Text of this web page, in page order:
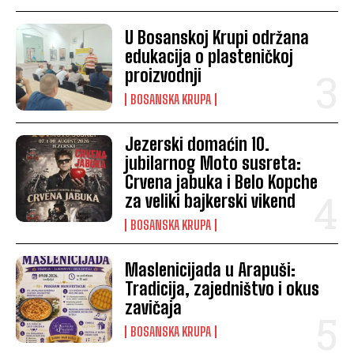
U Bosanskoj Krupi održana
edukacija o plasteničkoj
proizvodnji
BOSANSKA KRUPA
Jezerski domaćin 10.
jubilarnog Moto susreta:
Crvena jabuka i Belo Kopche
za veliki bajkerski vikend
BOSANSKA KRUPA
Maslenicijada u Arapuši:
Tradicija, zajedništvo i okus
zavičaja
BOSANSKA KRUPA